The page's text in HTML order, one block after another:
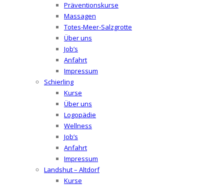
Präventionskurse
Massagen
Totes-Meer-Salzgrotte
Über uns
Job’s
Anfahrt
Impressum
Schierling
Kurse
Über uns
Logopädie
Wellness
Job’s
Anfahrt
Impressum
Landshut – Altdorf
Kurse